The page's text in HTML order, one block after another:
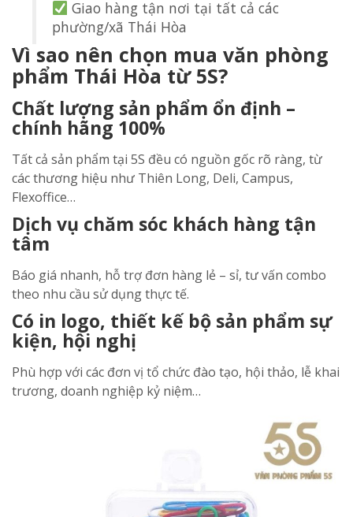
Giao hàng tận nơi tại tất cả các
phường/xã Thái Hòa
Vì sao nên chọn mua văn phòng
phẩm Thái Hòa từ 5S?
Chất lượng sản phẩm ổn định –
chính hãng 100%
Tất cả sản phẩm tại 5S đều có nguồn gốc rõ ràng, từ
các thương hiệu như Thiên Long, Deli, Campus,
Flexoffice…
Dịch vụ chăm sóc khách hàng tận
tâm
Báo giá nhanh, hỗ trợ đơn hàng lẻ – sỉ, tư vấn combo
theo nhu cầu sử dụng thực tế.
Có in logo, thiết kế bộ sản phẩm sự
kiện, hội nghị
Phù hợp với các đơn vị tổ chức đào tạo, hội thảo, lễ khai
trương, doanh nghiệp kỷ niệm…